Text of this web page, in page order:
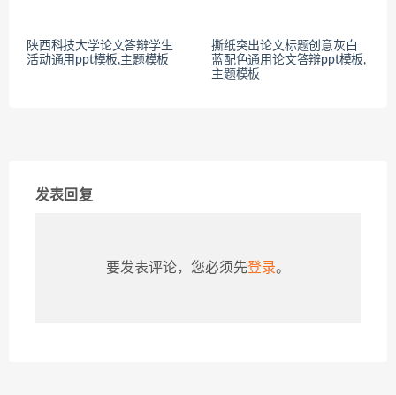
陕西科技大学论文答辩学生
活动通用ppt模板,主题模板
撕纸突出论文标题创意灰白
蓝配色通用论文答辩ppt模板,
主题模板
发表回复
要发表评论，您必须先登录。